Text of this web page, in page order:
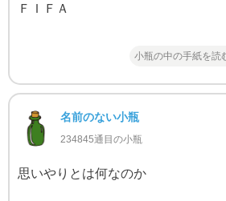
ＦＩＦＡ
小瓶の中の手紙を読
名前のない小瓶
234845通目の小瓶
思いやりとは何なのか